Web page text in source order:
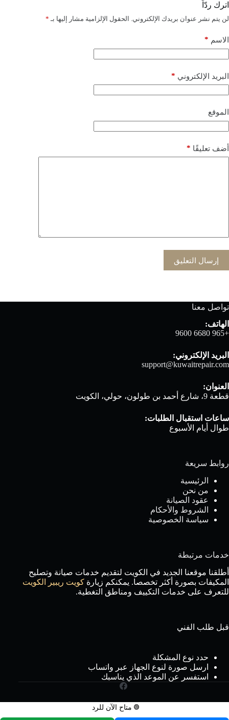
اترك ردّاً
لن يتم نشر عنوان بريدك الإلكتروني. الحقول الإلزامية مشار إليها بـ *
الاسم *
البريد الإلكتروني *
الموقع
أضف تعليقًا *
إرسال التعليق
تواصل معنا
الهاتف:
+965 6680 9600
البريد الإلكتروني:
support@kuwaitrepair.com
العنوان:
قطعة 9، شارع أحمد بن طولون، حولي، الكويت
ساعات استقبال الطلبات:
طوال أيام الأسبوع
روابط سريعة
الرئيسية
من نحن
عقود الصيانة
الشروط والأحكام
سياسة الخصوصية
خدمات مرتبطة
أطلقنا موقعنا الجديد في الكويت لتقديم خدمات صيانة وتصليح
المكيفات بصورة أكثر تخصصا. يمكنكم زيارة كويت ريبير الكويت
للتعرف على خدمات التكييف ومناطق التغطية.
قبل طلب الفني
حدد نوع المشكلة
ارسل صورة لنوع الجهاز عبر واتساب
استفسر عن الموعد الذي يناسبك
🟢 متاح الآن للرد